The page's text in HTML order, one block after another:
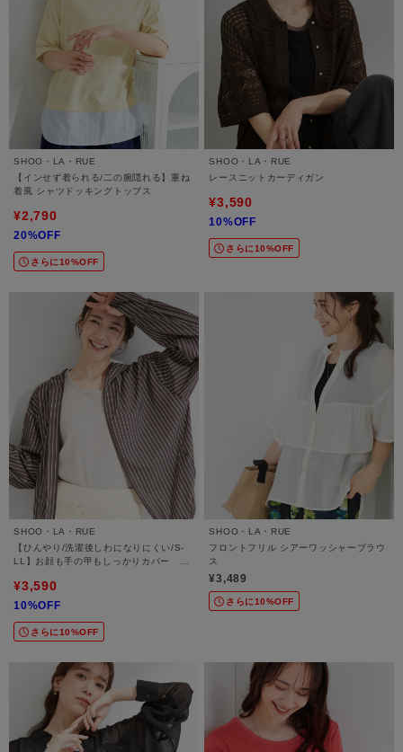
SHOO・LA・RUE
【インせず着られる/二の腕隠れる】重ね
着風 シャツドッキングトップス
¥2,790
20%OFF
さらに10%OFF
SHOO・LA・RUE
レースニットカーディガン
¥3,590
10%OFF
さらに10%OFF
SHOO・LA・RUE
【ひんやり/洗濯後しわになりにくい/S-
LL】お顔も手の甲もしっかりカバー 日
¥3,590
10%OFF
さらに10%OFF
SHOO・LA・RUE
フロントフリル シアーワッシャーブラウ
ス
¥3,489
さらに10%OFF